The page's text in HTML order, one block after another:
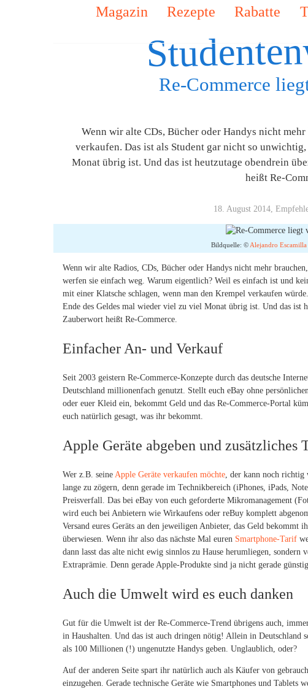
Magazin Rezepte Rabatte
Re-Commerce
Wenn wir alte CDs, Bücher oder Handys nicht
verkaufen. Das ist als Student gar nicht so
Monat übrig ist. Und das ist heutzutage obendrein
heißt Re-
18. August 2014,
Bildquelle: © Alejandro Escamilla
Wenn wir alte Radios, CDs, Bücher oder Handys nicht mehr
werfen sie einfach weg. Warum eigentlich? Weil es einfach ist und
mit einer Klatsche schlagen, wenn man den Krempel verkaufen
Ende des Geldes mal wieder viel zu viel Monat übrig ist. Und das ist
Zauberwort heißt Re-Commerce.
Einfacher An- und Verkauf
Seit 2003 geistern Re-Commerce-Konzepte durch das deutsche
Deutschland millionenfach genutzt. Stellt euch eBay ohne
oder euer Kleid ein, bekommt Geld und das Re-Commerce-Portal
euch natürlich gesagt, was ihr bekommt.
Apple Geräte abgeben und zusätzliches
Wer z.B. seine Apple Geräte verkaufen möchte , der kann noch
lange zu zögern, denn gerade im Technikbereich (iPhones, iPads,
Preisverfall. Das bei eBay von euch geforderte Mikromanagement
wird euch bei Anbietern wie Wirkaufens oder reBuy komplett
Versand eures Geräts an den jeweiligen Anbieter, das Geld bekommt
überwiesen. Wenn ihr also das nächste Mal euren Smartphone-Tarif
dann lasst das alte nicht ewig sinnlos zu Hause herumliegen, sondern
Extraprämie. Denn gerade Apple-Produkte sind ja nicht gerade günstig.
Auch die Umwelt wird es euch danken
Gut für die Umwelt ist der Re-Commerce-Trend übrigens auch,
in Haushalten. Und das ist auch dringen nötig! Allein in Deutschland
als 100 Millionen (!) ungenutzte Handys geben. Unglaublich, oder?
Auf der anderen Seite spart ihr natürlich auch als Käufer von
einzugehen. Gerade technische Geräte wie Smartphones und